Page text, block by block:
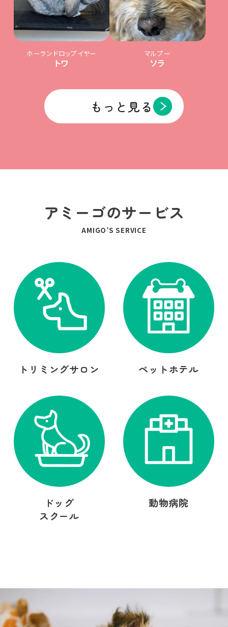
ホーランドロップイヤー
トワ
マルプー
ソラ
もっと見る
アミーゴのサービス
AMIGO’S SERVICE
トリミングサロン ペットホテル
ドッグ
スクール
動物病院